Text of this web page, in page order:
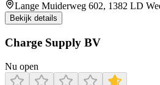
Lange Muiderweg 602, 1382 LD
Bekijk details
Charge Supply BV
Nu open